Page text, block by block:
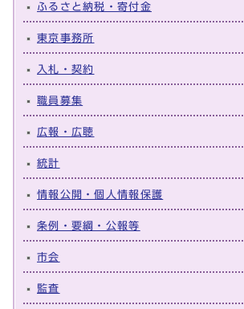
ふるさと納税・寄付金
東京事務所
入札・契約
職員募集
広報・広聴
統計
情報公開・個人情報保護
条例・要綱・公報等
市会
監査